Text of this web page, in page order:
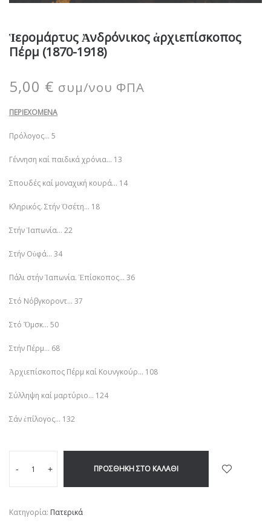
Ἱερομάρτυς Ἀνδρόνικος ἀρχιεπίσκοπος
Πέρμ (1870-1918)
5,00 € συμ/νου ΦΠΑ
ΠΕΡΙΕΧΟΜΕΝΑ
Πρόλογος… 5
Γέννηση καί παιδικά χρόνια… 13
Σπουδές καί μοναχική κουρά… 14
Κληρικός. Στήν Ὀσέτη… 18
Στήν Ἰαπωνία… 22
Στήν Οὐφά… 34
Πάλι στήν Ἰαπωνία. Ἐπίσκοπος… 36
Στό Νόβγκοροντ… 37
Στό Ὄμσκ… 50
Στήν Πέρμ… 68
Ἀρχιεπίσκοπος Πέρμ καί Κουνγκούρ… 108
Σύλληψη καί μαρτύριο… 124
Σάν ἐπίλογος… 132
- + ΠΡΟΣΘΉΚΗ ΣΤΟ ΚΑΛΆΘΙ
Κατηγορία: Πατερικά